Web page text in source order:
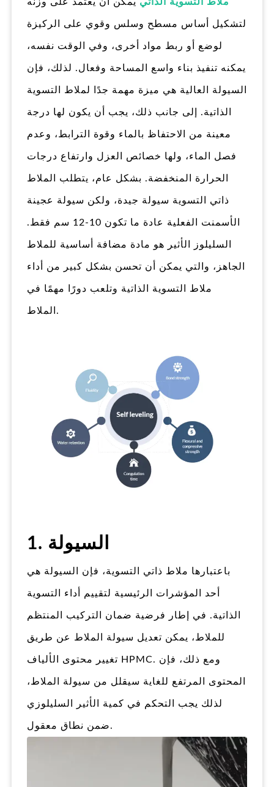
لتشكيل أساس مسطح وسلس وقوي على الركيزة
لوضع أو ربط مواد أخرى، وفي الوقت نفسه،
يمكنه تنفيذ بناء واسع المساحة وفعال. لذلك، فإن
السيولة العالية هي ميزة مهمة جدًا لملاط التسوية
الذاتية. إلى جانب ذلك، يجب أن يكون لها درجة
معينة من الاحتفاظ بالماء وقوة الترابط، وعدم
فصل الماء، ولها خصائص العزل وارتفاع درجات
الحرارة المنخفضة. بشكل عام، يتطلب الملاط
ذاتي التسوية سيولة جيدة، ولكن سيولة عجينة
الأسمنت الفعلية عادة ما تكون 10-12 سم فقط.
السليلوز الأثير هو مادة مضافة أساسية للملاط
الجاهز، والتي يمكن أن تحسن بشكل كبير من أداء
ملاط التسوية الذاتية وتلعب دورًا مهمًا في
الملاط.
1. السيولة
باعتبارها ملاط ذاتي التسوية، فإن السيولة هي
أحد المؤشرات الرئيسية لتقييم أداء التسوية
الذاتية. في إطار فرضية ضمان التركيب المنتظم
للملاط، يمكن تعديل سيولة الملاط عن طريق
تغيير محتوى الألياف HPMC. ومع ذلك، فإن
المحتوى المرتفع للغاية سيقلل من سيولة الملاط،
لذلك يجب التحكم في كمية الأثير السليلوزي
ضمن نطاق معقول.